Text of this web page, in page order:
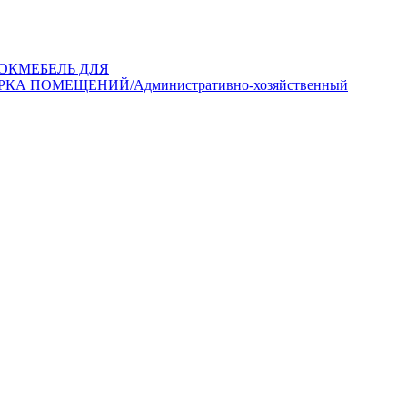
МЕБЕЛЬ ДЛЯ
ПОМЕЩЕНИЙ/Административно-хозяйственный